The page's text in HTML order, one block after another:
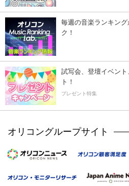
毎週の音楽ランキン
ク！
試写会、登壇イベン
ト！
プレゼント特集
オリコングループサイト